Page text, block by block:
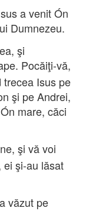
a venit Ón
Dumnezeu.
şi
Pocăiţi-vă,
trecea Isus pe
şi pe Andrei,
mare, căci
şi vă voi
şi-au lăsat
văzut pe